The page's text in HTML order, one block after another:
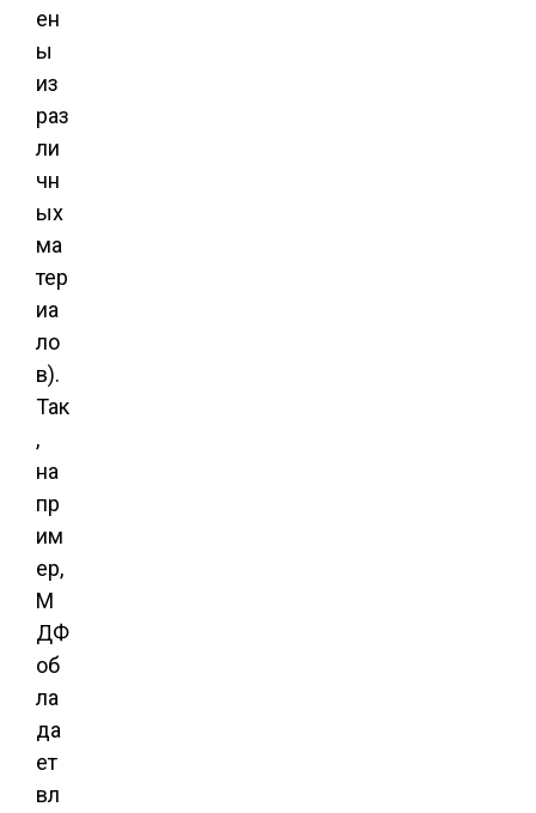
ен
ы
из
раз
ли
чн
ых
ма
тер
иа
ло
в).
Так
,
на
пр
им
ер,
М
ДФ
об
ла
да
ет
вл